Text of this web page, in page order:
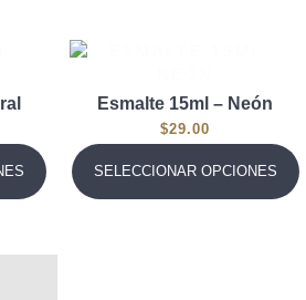
Esmalte 15ml – Neón
$29.00
SELECCIONAR OPCIONES